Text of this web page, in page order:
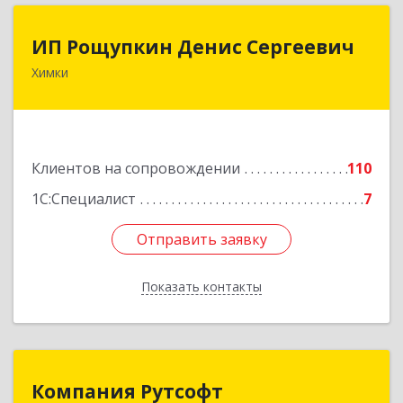
ИП Рощупкин Денис Сергеевич
Химки
Клиентов на сопровождении
110
1С:Специалист
7
Отправить заявку
Показать контакты
141402, Московская обл, г.о. Химки, Химки г,
Отправить заявку
Назад
Компания Рутсофт
Компания Рутсофт